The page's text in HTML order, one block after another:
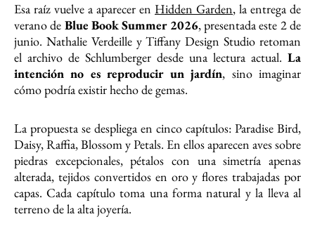
Esa raíz vuelve a aparecer en Hidden Garden, la entrega de
verano de Blue Book Summer 2026, presentada este 2 de
junio. Nathalie Verdeille y Tiffany Design Studio retoman
el archivo de Schlumberger desde una lectura actual. La
intención no es reproducir un jardín, sino imaginar
cómo podría existir hecho de gemas.
La propuesta se despliega en cinco capítulos: Paradise Bird,
Daisy, Raffia, Blossom y Petals. En ellos aparecen aves sobre
piedras excepcionales, pétalos con una simetría apenas
alterada, tejidos convertidos en oro y flores trabajadas por
capas. Cada capítulo toma una forma natural y la lleva al
terreno de la alta joyería.